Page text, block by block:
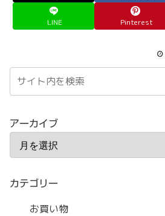
LINE Pinterest
アーカイブ
カテゴリー
お買い物